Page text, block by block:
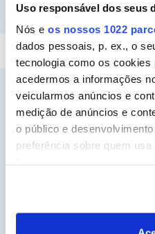
Uso responsável dos seus
Nós e os nossos 1022
dados pessoais, p. ex., o
tecnologia como os cookies
acedermos a informações
veicularmos anúncios e
medição de anúncios e
o público e
preferência sobre quem
Se permitir, gostaríamos
Recolher
geográfica as quais
SELAR
Ceys
Sobre a Ceys